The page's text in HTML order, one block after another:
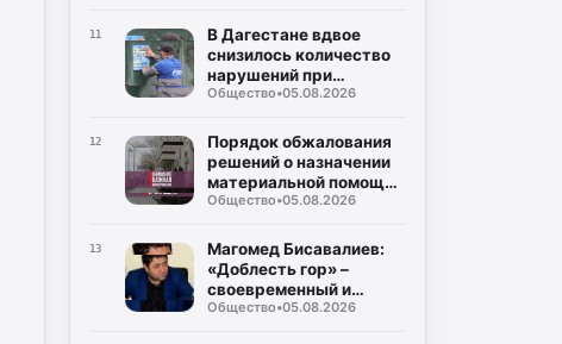
выборами
11
В Дагестане вдвое
снизилось количество
нарушений при
газопотреблении
Общество•05.08.2026
12
Порядок обжалования
решений о назначении
материальной помощи
пострадавшим в
Общество•05.08.2026
13
Магомед Бисавалиев:
«Доблесть гор» –
своевременный и
долгожданный ответ на
Общество•05.08.2026